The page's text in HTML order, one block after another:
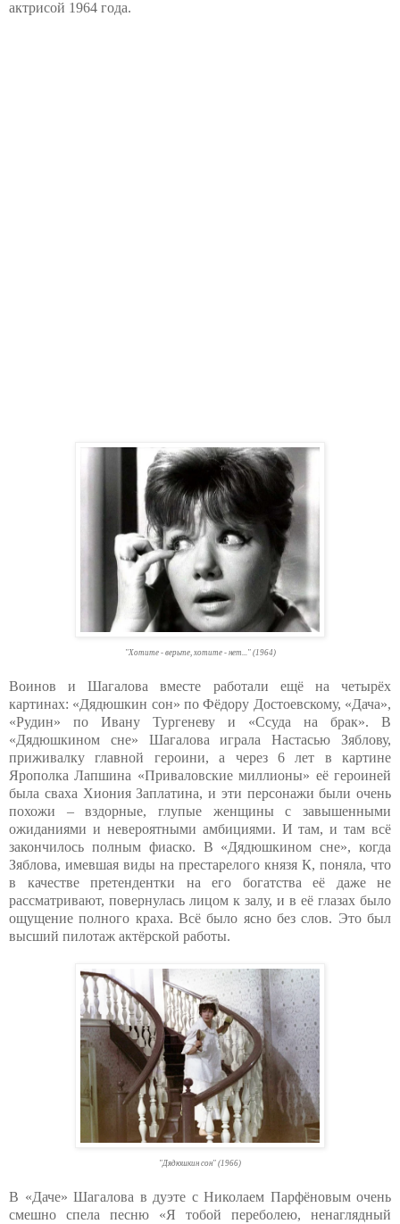
актрисой 1964 года.
"Хотите - верьте, хотите - нет..." (1964)
Воинов и Шагалова вместе работали ещё на четырёх
картинах: «Дядюшкин сон» по Фёдору Достоевскому, «Дача»,
«Рудин» по Ивану Тургеневу и «Ссуда на брак». В
«Дядюшкином сне» Шагалова играла Настасью Зяблову,
приживалку главной героини, а через 6 лет в картине
Ярополка Лапшина «Приваловские миллионы» её героиней
была сваха Хиония Заплатина, и эти персонажи были очень
похожи – вздорные, глупые женщины с завышенными
ожиданиями и невероятными амбициями. И там, и там всё
закончилось полным фиаско. В «Дядюшкином сне», когда
Зяблова, имевшая виды на престарелого князя К, поняла, что
в качестве претендентки на его богатства её даже не
рассматривают, повернулась лицом к залу, и в её глазах было
ощущение полного краха. Всё было ясно без слов. Это был
высший пилотаж актёрской работы.
"Дядюшкин сон" (1966)
В «Даче» Шагалова в дуэте с Николаем Парфёновым очень
смешно спела песню «Я тобой переболею, ненаглядный